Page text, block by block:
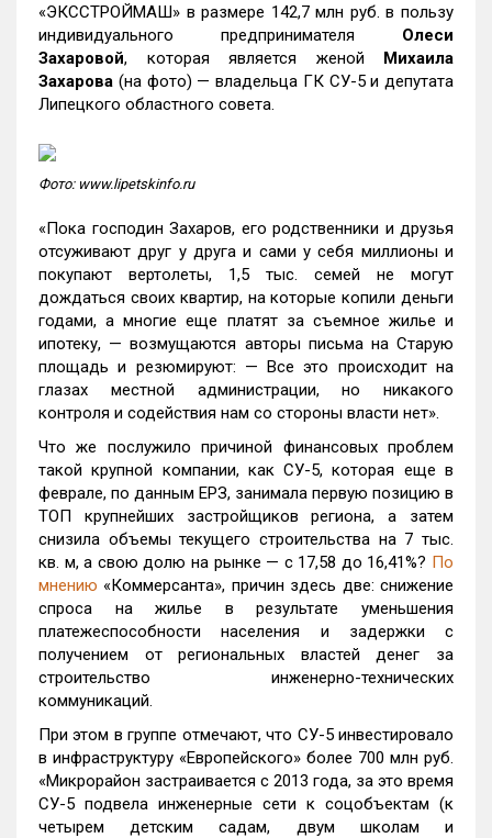
«ЭКССТРОЙМАШ» в размере 142,7 млн руб. в пользу
индивидуального предпринимателя Олеси
Захаровой, которая является женой Михаила
Захарова (на фото) — владельца ГК СУ-5 и депутата
Липецкого областного совета.
Фото: www.lipetskinfo.ru
«Пока господин Захаров, его родственники и друзья
отсуживают друг у друга и сами у себя миллионы и
покупают вертолеты, 1,5 тыс. семей не могут
дождаться своих квартир, на которые копили деньги
годами, а многие еще платят за съемное жилье и
ипотеку, — возмущаются авторы письма на Старую
площадь и резюмируют: — Все это происходит на
глазах местной администрации, но никакого
контроля и содействия нам со стороны власти нет».
Что же послужило причиной финансовых проблем
такой крупной компании, как СУ-5, которая еще в
феврале, по данным ЕРЗ, занимала первую позицию в
ТОП крупнейших застройщиков региона, а затем
снизила объемы текущего строительства на 7 тыс.
кв. м, а свою долю на рынке — с 17,58 до 16,41%? По
мнению «Коммерсанта», причин здесь две: снижение
спроса на жилье в результате уменьшения
платежеспособности населения и задержки с
получением от региональных властей денег за
строительство инженерно-технических
коммуникаций.
При этом в группе отмечают, что СУ-5 инвестировало
в инфраструктуру «Европейского» более 700 млн руб.
«Микрорайон застраивается с 2013 года, за это время
СУ-5 подвела инженерные сети к соцобъектам (к
четырем детским садам, двум школам и